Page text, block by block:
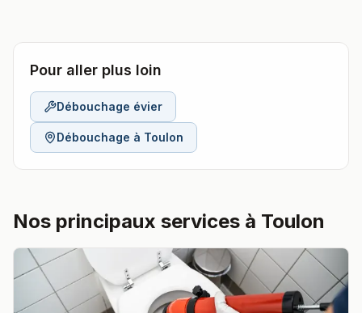
Pour aller plus loin
Débouchage évier
Débouchage à Toulon
Nos principaux services à Toulon